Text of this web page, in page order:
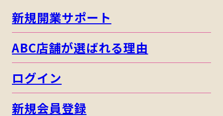
新規開業サポート
ABC店舗が選ばれる理由
ログイン
新規会員登録